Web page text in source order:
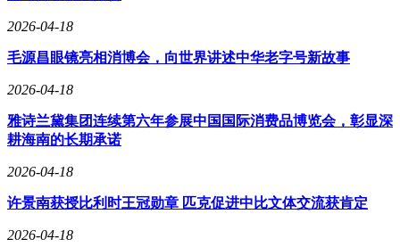
2026-04-18
毛源昌眼镜亮相消博会，向世界讲述中华老字号新故事
2026-04-18
雅诗兰黛集团连续第六年参展中国国际消费品博览会，彰显深
耕海南的长期承诺
2026-04-18
许景南获授比利时王冠勋章 匹克促进中比文体交流获肯定
2026-04-18